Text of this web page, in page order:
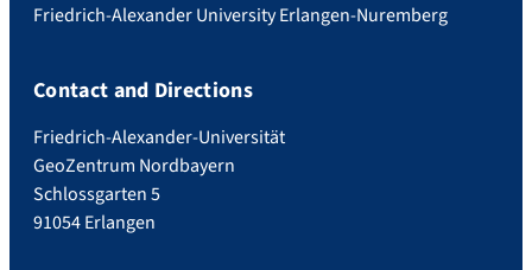
Friedrich-Alexander University Erlangen-Nuremberg
Contact and Directions
Friedrich-Alexander-Universität
GeoZentrum Nordbayern
Schlossgarten 5
91054 Erlangen